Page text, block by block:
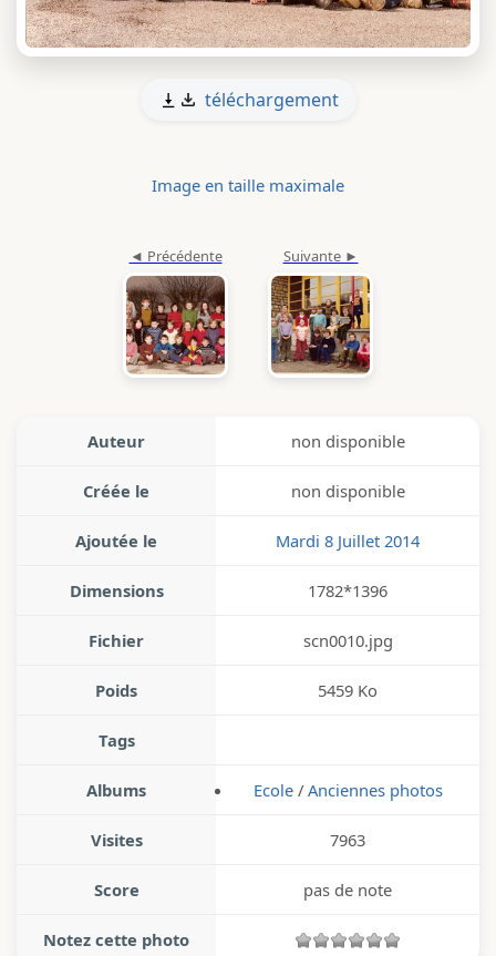
téléchargement
Image en taille maximale
Auteur non disponible
Créée le non disponible
Ajoutée le Mardi 8 Juillet 2014
Dimensions 1782*1396
Fichier scn0010.jpg
Poids 5459 Ko
Tags
Albums Ecole/ Anciennes photos
Visites 7963
Score pas de note
Notez cette photo